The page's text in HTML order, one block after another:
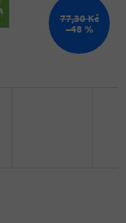
77,30 Kč
–48 %